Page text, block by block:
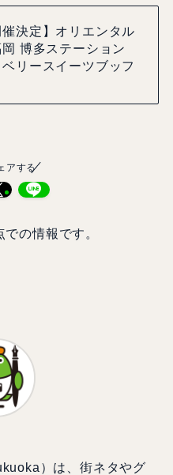
催決定】オリエンタル
博多ステーション
ベリースイーツブッフ
アする
の情報です。
）は、街ネタやグ